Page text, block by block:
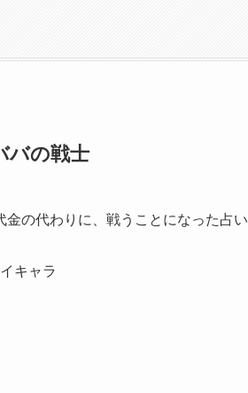
バの戦士
の代わりに、戦うことになった占
キャラ